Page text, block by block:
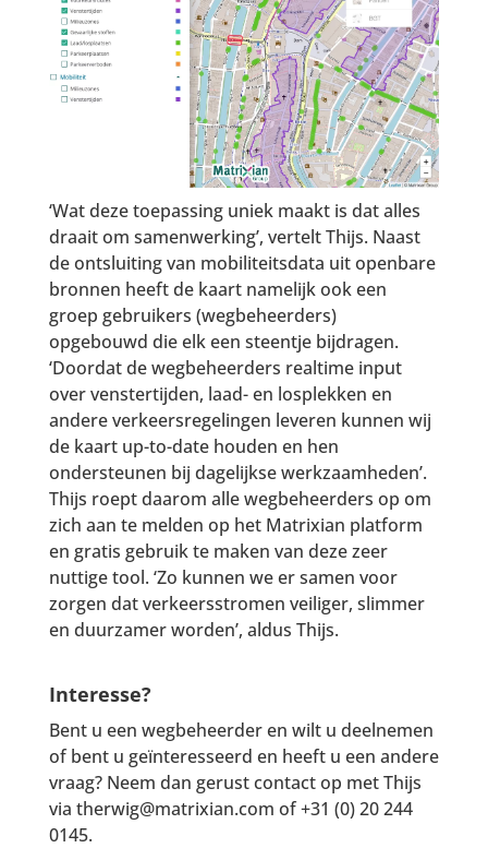
‘Wat deze toepassing uniek maakt is dat alles
draait om samenwerking’, vertelt Thijs. Naast
de ontsluiting van mobiliteitsdata uit openbare
bronnen heeft de kaart namelijk ook een
groep gebruikers (wegbeheerders)
opgebouwd die elk een steentje bijdragen.
‘Doordat de wegbeheerders realtime input
over venstertijden, laad- en losplekken en
andere verkeersregelingen leveren kunnen wij
de kaart up-to-date houden en hen
ondersteunen bij dagelijkse werkzaamheden’.
Thijs roept daarom alle wegbeheerders op om
zich aan te melden op het Matrixian platform
en gratis gebruik te maken van deze zeer
nuttige tool. ‘Zo kunnen we er samen voor
zorgen dat verkeersstromen veiliger, slimmer
en duurzamer worden’, aldus Thijs.
Interesse?
Bent u een wegbeheerder en wilt u deelnemen
of bent u geïnteresseerd en heeft u een andere
vraag? Neem dan gerust contact op met Thijs
via therwig@matrixian.com of +31 (0) 20 244
0145.